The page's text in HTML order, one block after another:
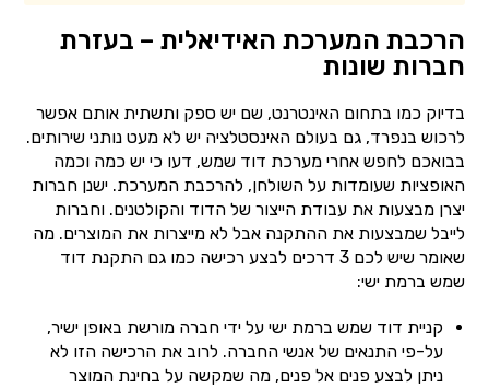
הרכבת המערכת האידיאלית – בעזרת
חברות שונות
בדיוק כמו בתחום האינטרנט, שם יש ספק ותשתית אותם אפשר
לרכוש בנפרד, גם בעולם האינסטלציה יש לא מעט נותני שירותים.
בבואכם לחפש אחרי מערכת דוד שמש, דעו כי יש כמה וכמה
האופציות שעומדות על השולחן, להרכבת המערכת. ישנן חברות
יצרן מבצעות את עבודת הייצור של הדוד והקולטנים. וחברות
לייבל שמבצעות את ההתקנה אבל לא מייצרות את המוצרים. מה
שאומר שיש לכם 3 דרכים לבצע רכישה כמו גם התקנת דוד
שמש ברמת ישי:
קניית דוד שמש ברמת ישי על ידי חברה מורשת באופן ישיר,
על-פי התנאים של אנשי החברה. לרוב את הרכישה הזו לא
ניתן לבצע פנים אל פנים, מה שמקשה על בחינת המוצר